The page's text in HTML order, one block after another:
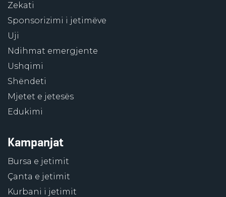
Zekati
Sponsorizimi i jetimëve
Uji
Ndihmat emergjente
Ushqimi
Shëndeti
Mjetet e jetesës
Edukimi
Kampanjat
Bursa e jetimit
Çanta e jetimit
Kurbani i jetimit